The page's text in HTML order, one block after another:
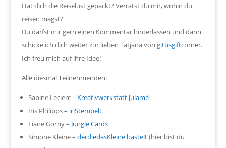
Hat dich die Reiselust gepackt? Verrätst du mir, wohin du
reisen magst?
Du darfst mir gern einen Kommentar hinterlassen und dann
schicke ich dich weiter zur lieben Tatjana von gittisgiftcorner.
Ich freu mich auf ihre Idee!
Alle diesmal Teilnehmenden:
Sabine Leclerc – Kreativwerkstatt Julamé
Iris Philipps – iriStempelt
Liane Gorny – Jungle Cards
Simone Kleine – derdiedasKleine bastelt(hier bist du